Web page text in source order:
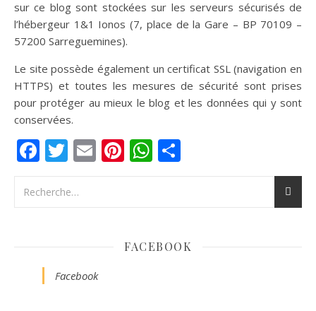
sur ce blog sont stockées sur les serveurs sécurisés de
l’hébergeur 1&1 Ionos (7, place de la Gare – BP 70109 –
57200 Sarreguemines).
Le site possède également un certificat SSL (navigation en
HTTPS) et toutes les mesures de sécurité sont prises
pour protéger au mieux le blog et les données qui y sont
conservées.
Facebook
Twitter
EmailPinterest
WhatsApp
FACEBOOK
Facebook